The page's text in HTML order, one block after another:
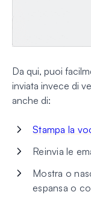
Da qui, puoi
inviata invece di
anche di:
Stampa la
Reinvia le
Mostra o
espansa o